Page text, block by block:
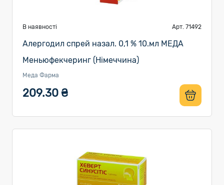
В наявності Арт. 71492
Алергодил спрей назал. 0,1 % 10.мл МЕДА
Меньюфекчеринг (Німеччина)
Меда Фарма
209.30 ₴